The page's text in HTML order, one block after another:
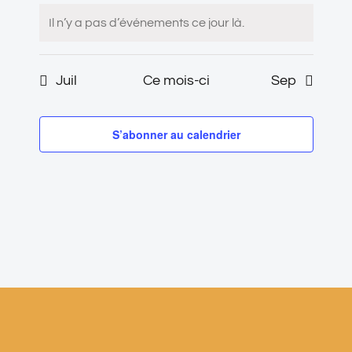
Il n’y a pas d’événements ce jour là.
Juil Ce mois-ci Sep
S’abonner au calendrier